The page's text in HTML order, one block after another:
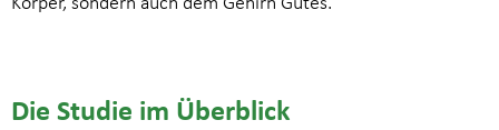
Die Studie im Überblick